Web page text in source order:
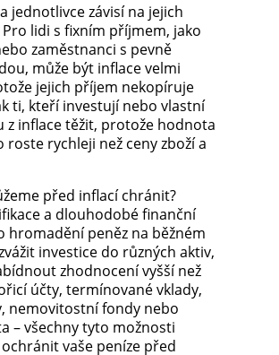
jednotlivce závisí na jejich
lidi s fixním příjmem, jako
zaměstnanci s pevně
může být inflace velmi
jejich příjem nekopíruje
ti, kteří investují nebo vlastní
z inflace těžit, protože hodnota
roste rychleji než ceny zboží a
před inflací chránit?
a dlouhodobé finanční
hromadění peněz na běžném
investice do různých aktiv,
zhodnocení vyšší než
účty, termínované vklady,
nemovitostní fondy nebo
– všechny tyto možnosti
vaše peníze před